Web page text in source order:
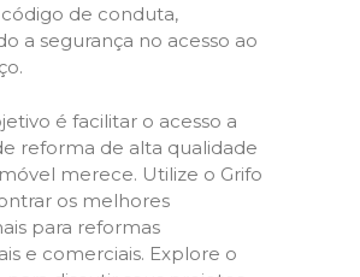
de conduta,
a segurança no acesso ao
é facilitar o acesso a
reforma de alta qualidade
merece. Utilize o Grifo
os melhores
para reformas
e comerciais. Explore o